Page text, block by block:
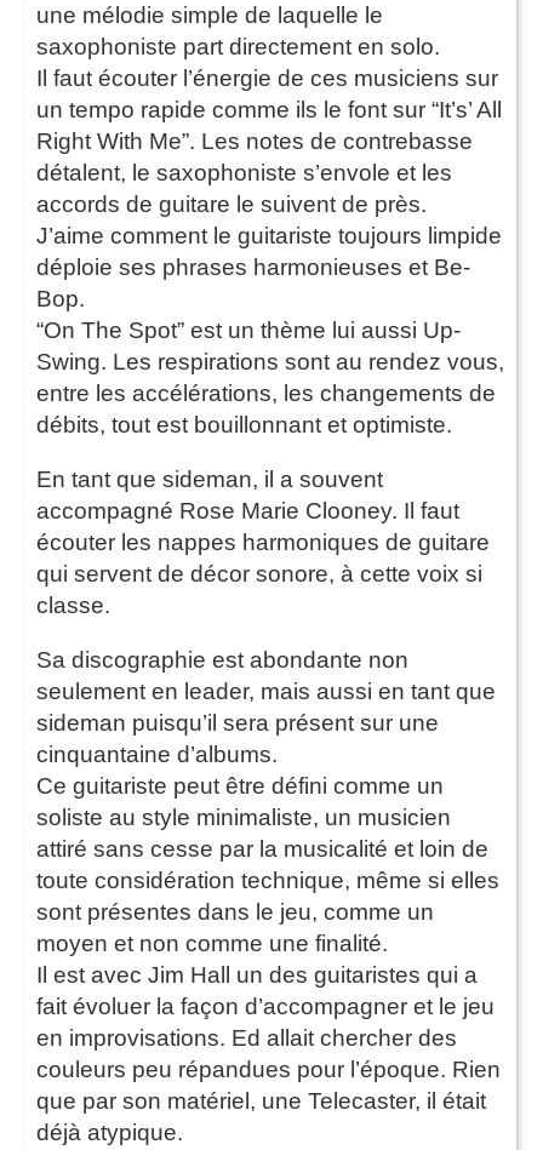
une mélodie simple de laquelle le
saxophoniste part directement en solo.
Il faut écouter l’énergie de ces musiciens sur
un tempo rapide comme ils le font sur “It’s’ All
Right With Me”. Les notes de contrebasse
détalent, le saxophoniste s’envole et les
accords de guitare le suivent de près.
J’aime comment le guitariste toujours limpide
déploie ses phrases harmonieuses et Be-
Bop.
“On The Spot” est un thème lui aussi Up-
Swing. Les respirations sont au rendez vous,
entre les accélérations, les changements de
débits, tout est bouillonnant et optimiste.
En tant que sideman, il a souvent
accompagné Rose Marie Clooney. Il faut
écouter les nappes harmoniques de guitare
qui servent de décor sonore, à cette voix si
classe.
Sa discographie est abondante non
seulement en leader, mais aussi en tant que
sideman puisqu’il sera présent sur une
cinquantaine d’albums.
Ce guitariste peut être défini comme un
soliste au style minimaliste, un musicien
attiré sans cesse par la musicalité et loin de
toute considération technique, même si elles
sont présentes dans le jeu, comme un
moyen et non comme une finalité.
Il est avec Jim Hall un des guitaristes qui a
fait évoluer la façon d’accompagner et le jeu
en improvisations. Ed allait chercher des
couleurs peu répandues pour l’époque. Rien
que par son matériel, une Telecaster, il était
déjà atypique.